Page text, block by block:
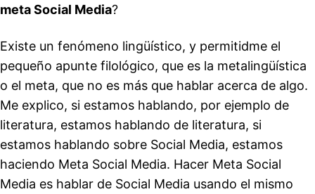
meta Social Media?
Existe un fenómeno lingüístico, y permitidme el
pequeño apunte filológico, que es la metalingüística
o el meta, que no es más que hablar acerca de algo.
Me explico, si estamos hablando, por ejemplo de
literatura, estamos hablando de literatura, si
estamos hablando sobre Social Media, estamos
haciendo Meta Social Media. Hacer Meta Social
Media es hablar de Social Media usando el mismo